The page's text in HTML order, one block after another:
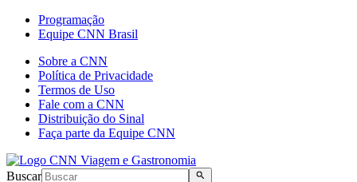
Programação
Equipe CNN Brasil
Sobre a CNN
Política de Privacidade
Termos de Uso
Fale com a CNN
Distribuição do Sinal
Faça parte da Equipe CNN
Buscar